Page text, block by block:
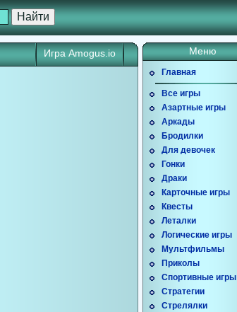
Игра Amogus.io Меню
Главная
Все игры
Азартные игры
Аркады
Бродилки
Для девочек
Гонки
Драки
Карточные игры
Квесты
Леталки
Логические игры
Мультфильмы
Приколы
Спортивные игры
Стратегии
Стрелялки